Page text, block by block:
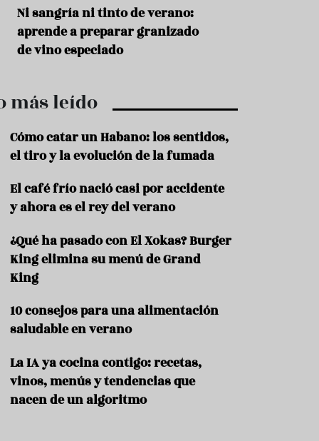
t
o
m
R
e
S
u
d
o
Ni sangría ni tinto de verano:
aprende a preparar granizado
de vino especiado
más leído
Cómo catar un Habano: los sentidos,
el tiro y la evolución de la fumada
El café frío nació casi por accidente
y ahora es el rey del verano
¿Qué ha pasado con El Xokas? Burger
King elimina su menú de Grand
King
10 consejos para una alimentación
saludable en verano
La IA ya cocina contigo: recetas,
vinos, menús y tendencias que
nacen de un algoritmo